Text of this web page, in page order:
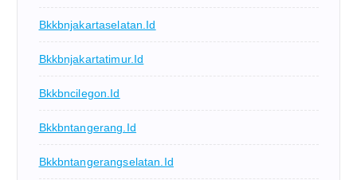
Bkkbnjakartaselatan.id
Bkkbnjakartatimur.id
Bkkbncilegon.id
Bkkbntangerang.id
Bkkbntangerangselatan.id